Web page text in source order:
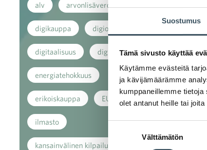
Suostumus
Tämä sivusto käyttää
Käytämme evästeitä
ja kävijämäärämme
kumppaneillemme
olet antanut heille tai
valinta
Välttämätön
alv arvonlisävero
digikauppa digiostaminen
digitaalisuus digitalisaatio
energiatehokkuus
erikoiskauppa EU
ilmasto
kansainvälinen kilpailu